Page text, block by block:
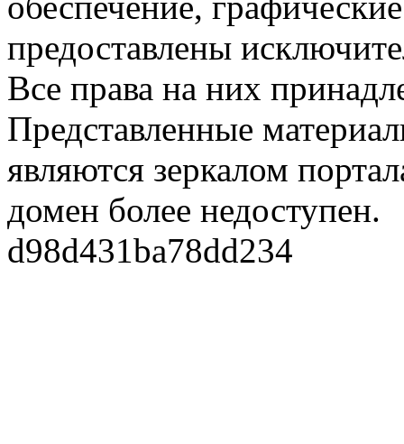
предоставлены
Все права на них
Представленные
являются зеркалом
домен более недоступен.
d98d431ba78dd234